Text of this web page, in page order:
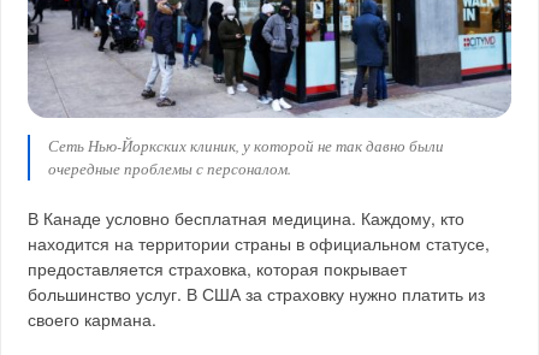
Сеть Нью-Йоркских клиник, у которой не так давно были
очередные проблемы с персоналом.
В Канаде условно бесплатная медицина. Каждому, кто
находится на территории страны в официальном статусе,
предоставляется страховка, которая покрывает
большинство услуг. В США за страховку нужно платить из
своего кармана.